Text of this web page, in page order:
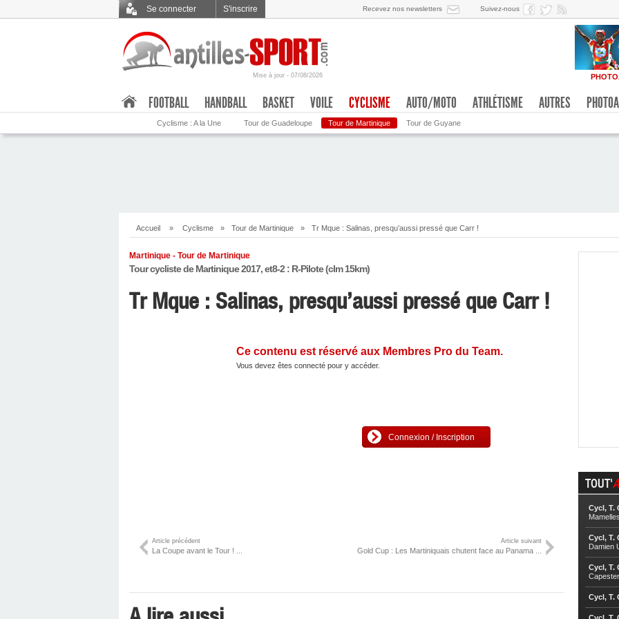
Se connecter S'inscrire Recevez nos newsletters Suivez-nous
Mise à jour - 07/08/2026
FOOTBALL HANDBALL BASKET VOILE CYCLISME
Cyclisme : A la Une Tour de Guadeloupe Tour de Martinique Tour de Guyane
AUTO/MOTO ATHLÉTISME AUTRES
Accueil » Cyclisme » Tour de Martinique » Tr Mque : Salinas, presqu’aussi pressé que Carr !
Martinique - Tour de Martinique
Tour cycliste de Martinique 2017, et8-2 : R-Pilote (clm 15km)
Tr Mque : Salinas, presqu’aussi pressé que Carr !
Ce contenu est réservé aux Membres Pro du Team.
Vous devez êtes connecté pour y accéder.
Connexion / Inscription
Article précédent
La Coupe avant le Tour ! ...
Article suivant
Gold Cup : Les Martiniquais chutent face au Panama ...
TOUT'
Cycl, T.
Mamelles
Cycl, T.
Damien
Cycl, T.
Cycl, T.